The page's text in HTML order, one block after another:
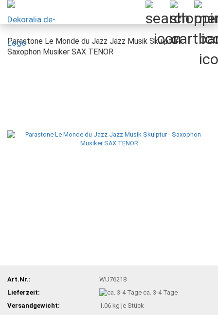
Parastone Le Monde du Jazz Jazz Musik Skulptur -
Saxophon Musiker SAX TENOR
Art.Nr.:
WU76218
Lieferzeit:
ca. 3-4 Tage
Versandgewicht:
1.06 kg je Stück